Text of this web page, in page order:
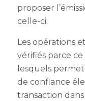
proposer
celle-ci.
Les opérations
vérifiés parce ce
lesquels
de confiance
transaction